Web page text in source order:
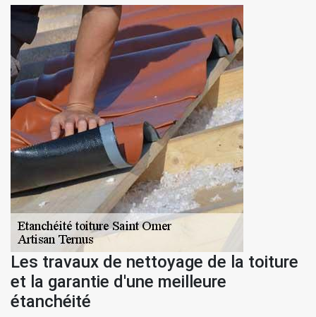
Les travaux de nettoyage de la toiture
et la garantie d'une meilleure
étanchéité